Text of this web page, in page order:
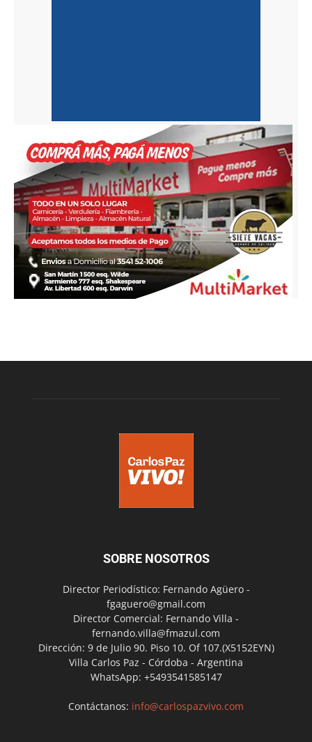
SOBRE NOSOTROS
Director Periodístico: Fernando Agüero -
fgaguero@gmail.com
Director Comercial: Fernando Villa -
fernando.villa@fmazul.com
Dirección: 9 de Julio 90. Piso 10. Of 107.(X5152EYN)
Villa Carlos Paz - Córdoba - Argentina
WhatsApp: +5493541585147
Contáctanos: info@carlospazvivo.com